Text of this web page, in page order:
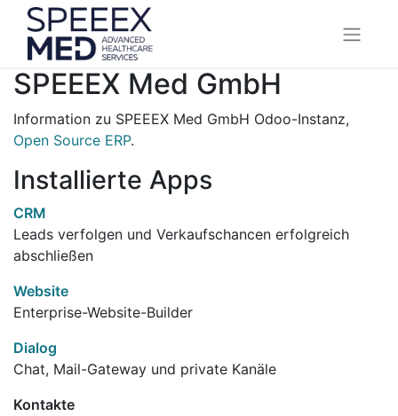
SPEEEX Med GmbH
Information zu SPEEEX Med GmbH Odoo-Instanz,
Open Source ERP.
Installierte Apps
CRM
Leads verfolgen und Verkaufschancen erfolgreich
abschließen
Website
Enterprise-Website-Builder
Dialog
Chat, Mail-Gateway und private Kanäle
Kontakte